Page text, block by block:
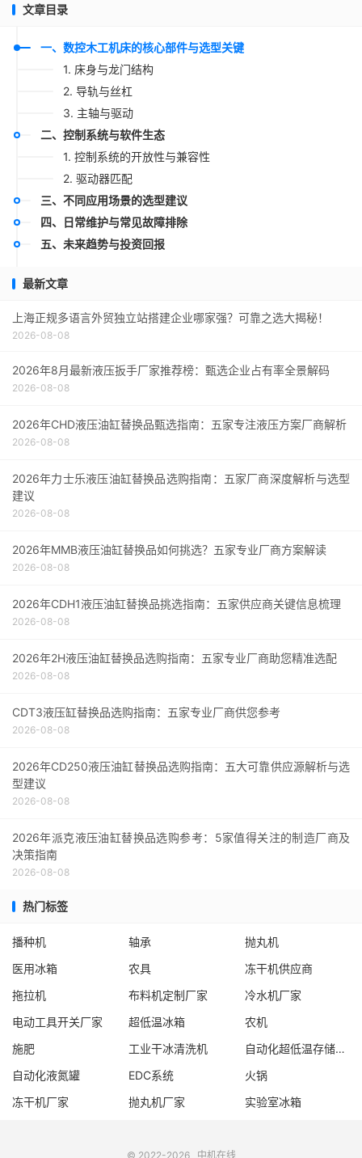
文章目录
一、数控木工机床的核心部件与选型关键
1. 床身与龙门结构
2. 导轨与丝杠
3. 主轴与驱动
二、控制系统与软件生态
1. 控制系统的开放性与兼容性
2. 驱动器匹配
三、不同应用场景的选型建议
四、日常维护与常见故障排除
五、未来趋势与投资回报
最新文章
上海正规多语言外贸独立站搭建企业哪家强？可靠之选大揭秘！
2026-08-08
2026年8月最新液压扳手厂家推荐榜：甄选企业占有率全景解码
2026-08-08
2026年CHD液压油缸替换品甄选指南：五家专注液压方案厂商解析
2026-08-08
2026年力士乐液压油缸替换品选购指南：五家厂商深度解析与选型
建议
2026-08-08
2026年MMB液压油缸替换品如何挑选？五家专业厂商方案解读
2026-08-08
2026年CDH1液压油缸替换品挑选指南：五家供应商关键信息梳理
2026-08-08
2026年2H液压油缸替换品选购指南：五家专业厂商助您精准选配
2026-08-08
CDT3液压缸替换品选购指南：五家专业厂商供您参考
2026-08-08
2026年CD250液压油缸替换品选购指南：五大可靠供应源解析与选
型建议
2026-08-08
2026年派克液压油缸替换品选购参考：5家值得关注的制造厂商及
决策指南
2026-08-08
热门标签
播种机 轴承
抛丸机
医用冰箱
农具
冻干机供应商
拖拉机
布料机定制厂家
冷水机厂家
电动工具开关厂家
超低温冰箱
农机
施肥
工业干冰清洗机
自动化超低温存储系统厂家
自动化液氮罐
EDC系统
火锅
冻干机厂家
抛丸机厂家 实验室冰箱
© 2022-2026 中机在线